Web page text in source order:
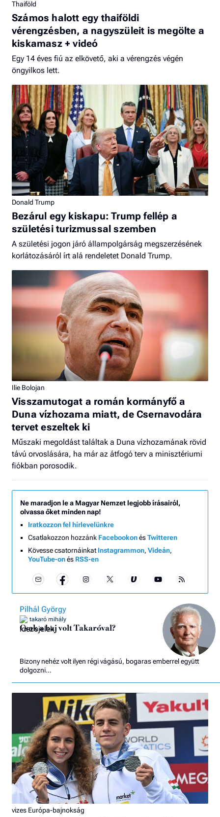
Thaiföld
Számos halott egy thaiföldi
vérengzésben, a nagyszüleit is megölte a
kiskamasz + videó
Egy 14 éves fiú az elkövető, aki a vérengzés végén
öngyilkos lett.
Donald Trump
Bezárul egy kiskapu: Trump fellép a
születési turizmussal szemben
A születési jogon járó állampolgárság megszerzésének
korlátozásáról írt alá rendeletet Donald Trump.
Ilie Bolojan
Visszamutogat a román kormányfő a
Duna vízhozama miatt, de Csernavodára
tervet eszeltek ki
Műszaki megoldást találtak a Duna vízhozamának rövid
távú orvoslására, ha már az átfogó terv a minisztériumi
fiókban porosodik.
Ne maradjon le a Magyar Nemzet legjobb írásairól,
olvassa őket minden nap!
Iratkozzon fel hírlevelünkre
Csatlakozzon hozzánk FacebookonésTwitteren
Kövesse csatornáinkat Instagrammon, Videán,
YouTube-onés RSS-en
Pilhál György
takaró mihály
Csak a baj volt Takaróval?
Bizony nehéz volt ilyen régi vágású, bogaras emberrel együtt
dolgozni…
vizes Európa-bajnokság